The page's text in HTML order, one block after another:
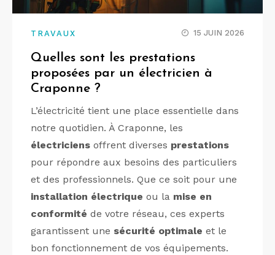
TRAVAUX 15 JUIN 2026
Quelles sont les prestations
proposées par un électricien à
Craponne ?
L’électricité tient une place essentielle dans
notre quotidien. À Craponne, les
électriciens offrent diverses prestations
pour répondre aux besoins des particuliers
et des professionnels. Que ce soit pour une
installation électrique ou la mise en
conformité de votre réseau, ces experts
garantissent une sécurité optimale et le
bon fonctionnement de vos équipements.